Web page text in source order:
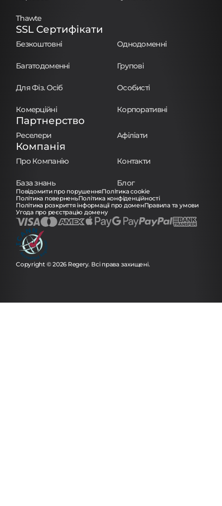
Thawte
SSL Сертифікати
Безкоштовні Однодоменні
Багатодоменні Групові
Для Фіз. Осіб Особисті
Комерційні Корпоративні
Партнерство
Реселери Афіліати
Компанія
Про Компанію Контакти
База знань Блог
Повідомити про порушенняПолітика cookie
Політика поверненьПолітика конфіденційності
Політика розкриття інформації про доменПравила та умови
Угода про реєстрацію домену
Copyright © 2026 Regery. Всі права захищені.